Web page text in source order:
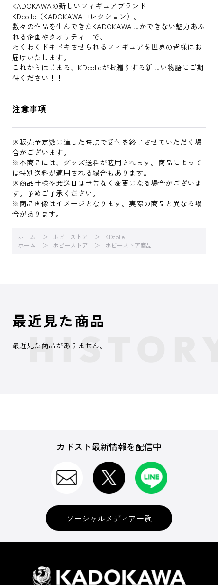
KADOKAWAの新しいフィギュアブランド
KDcolle（KADOKAWAコレクション）。
数々の作品を生んできたKADOKAWAしかできない魅力あふ
れる企画やクオリティーで、
わくわくドキドキさせられるフィギュアを世界の皆様にお
届けいたします。
これからはじまる、KDcolleがお贈りする新しい物語にご期
待ください！！
注意事項
※販売予定数に達した時点で受付を終了させていただく場
合がございます。
※本商品には、グッズ送料が適用されます。商品によって
は特別送料が適用される場合もあります。
※商品仕様や発送日は予告なく変更になる場合がございま
す。予めご了承ください。
※商品画像はイメージとなります。実際の商品と異なる場
合があります。
ホーム ホビーストア
KDcolle
ホーム
ホビーストア ホビーストア商品
最近見た商品
最近見た商品がありません。
カドスト最新情報を配信中
ソーシャルメディア一覧